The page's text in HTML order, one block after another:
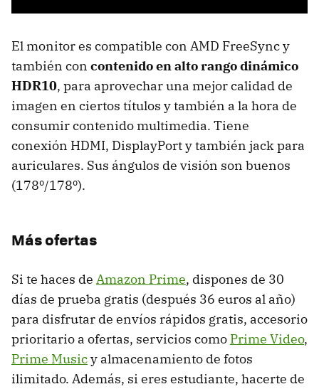
El monitor es compatible con AMD FreeSync y
también con contenido en alto rango dinámico
HDR10, para aprovechar una mejor calidad de
imagen en ciertos títulos y también a la hora de
consumir contenido multimedia. Tiene
conexión HDMI, DisplayPort y también jack para
auriculares. Sus ángulos de visión son buenos
(178º/178º).
Más ofertas
Si te haces de Amazon Prime, dispones de 30
días de prueba gratis (después 36 euros al año)
para disfrutar de envíos rápidos gratis, accesorio
prioritario a ofertas, servicios como Prime Video,
Prime Musicy almacenamiento de fotos
ilimitado. Además, si eres estudiante, hacerte de